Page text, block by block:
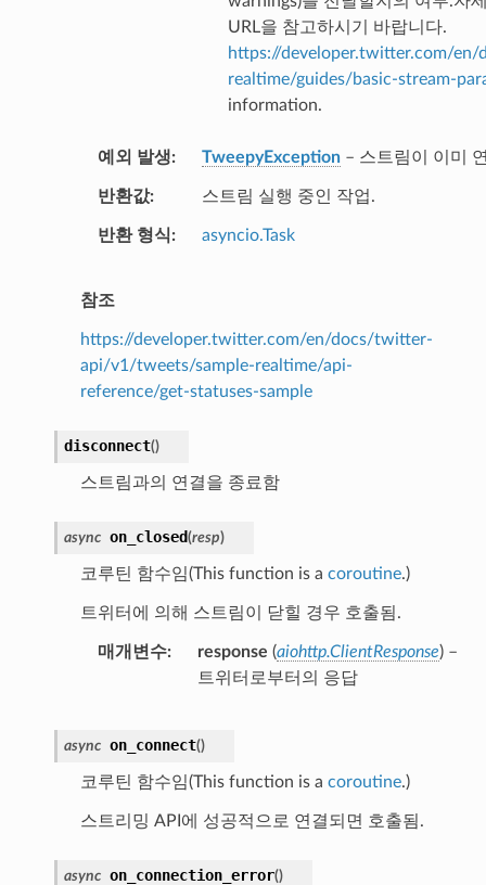
URL을 참고하시기 바랍니다.
https://developer.twitter.com/
realtime/guides/basic-stream-
information.
예외 발생 TweepyException– 스트림이 이미
반환값 스트림 실행 중인 작업.
반환 형식 asyncio.Task
참조
https://developer.twitter.com/en/docs/twitter-
api/v1/tweets/sample-realtime/api-
reference/get-statuses-sample
disconnect()
스트림과의 연결을 종료함
async on_closed(resp)
코루틴 함수임(This function is a coroutine.)
트위터에 의해 스트림이 닫힐 경우 호출됨.
매개변수 response (aiohttp.ClientResponse) –
트위터로부터의 응답
async on_connect()
코루틴 함수임(This function is a coroutine.)
스트리밍 API에 성공적으로 연결되면 호출됨.
async on_connection_error()